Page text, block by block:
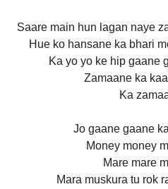
Saare main hun lagan naye
Hue ko hansane ka bhari
Ka yo yo ke hip gaane
Zamaane ka
Ka
Jo gaane gaane
Money money
Mare mare
Mara muskura tu rok